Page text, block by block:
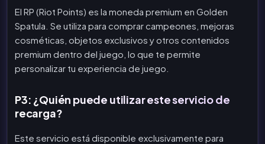
El RP (Riot Points) es la moneda premium en Golden
Spatula. Se utiliza para comprar campeones, mejoras
cosméticas, objetos exclusivos y otros contenidos
premium dentro del juego, lo que te permite
personalizar tu experiencia de juego.
P3: ¿Quién puede utilizar este servicio de
recarga?
Este servicio está disponible exclusivamente para